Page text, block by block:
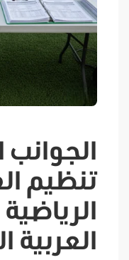
الجوانب
تنظيم
العربية